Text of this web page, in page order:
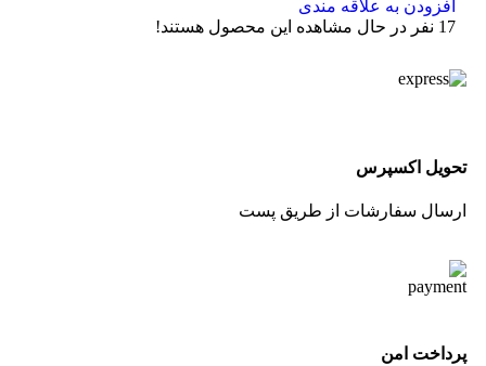
افزودن به علاقه مندی
17 نفر در حال مشاهده این محصول هستند!
تحویل اکسپرس
ارسال سفارشات از طریق پست
پرداخت امن